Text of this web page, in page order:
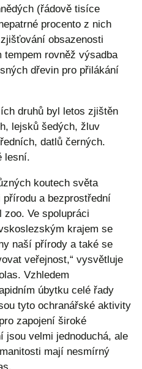
(řádově tisíce
procento z nich
obsazenosti
rovněž výsadba
dřevin pro přilákání
druhů byl letos zjištěn
lejsků šedých, žluv
datlů černých.
lesní.
koutech světa
přírodu a bezprostřední
zoo. Ve spolupráci
krajem se
naší přírody a také se
veřejnost,“ vysvětluje
Vzhledem
úbytku celé řady
tyto ochranářské aktivity
zapojení široké
jsou velmi jednoduchá, ale
mají nesmírný